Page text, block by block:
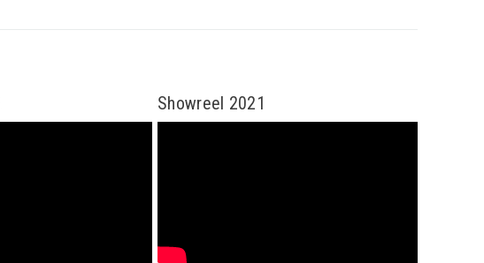
Showreel 2021